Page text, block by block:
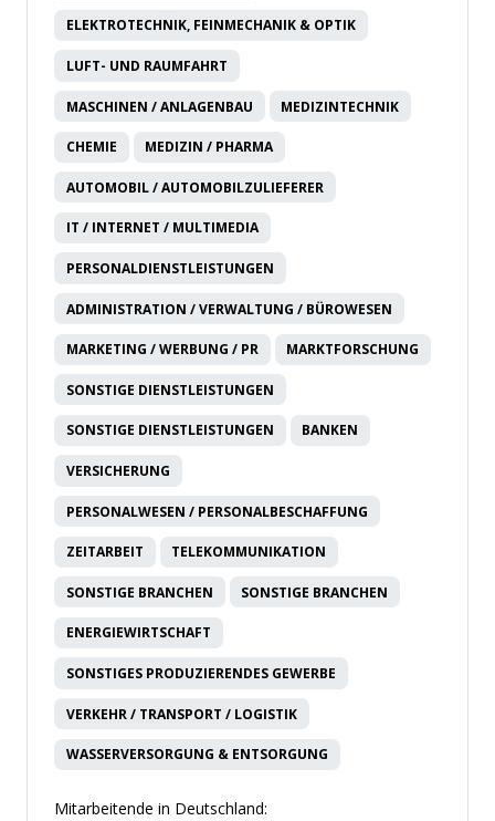
ELEKTROTECHNIK, FEINMECHANIK & OPTIK
LUFT- UND RAUMFAHRT
MASCHINEN / ANLAGENBAU MEDIZINTECHNIK
CHEMIE MEDIZIN / PHARMA
AUTOMOBIL / AUTOMOBILZULIEFERER
IT / INTERNET / MULTIMEDIA
PERSONALDIENSTLEISTUNGEN
ADMINISTRATION / VERWALTUNG / BÜROWESEN
MARKETING / WERBUNG / PR MARKTFORSCHUNG
SONSTIGE DIENSTLEISTUNGEN
SONSTIGE DIENSTLEISTUNGEN BANKEN
VERSICHERUNG
PERSONALWESEN / PERSONALBESCHAFFUNG
ZEITARBEIT TELEKOMMUNIKATION
SONSTIGE BRANCHEN SONSTIGE BRANCHEN
ENERGIEWIRTSCHAFT
SONSTIGES PRODUZIERENDES GEWERBE
VERKEHR / TRANSPORT / LOGISTIK
WASSERVERSORGUNG & ENTSORGUNG
Mitarbeitende in Deutschland: